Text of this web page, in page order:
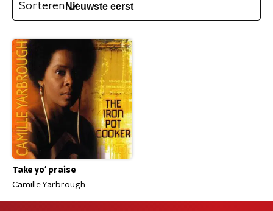
Sorteren
Take yo' praise
Camille Yarbrough